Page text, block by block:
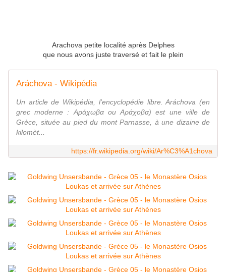
Arachova petite localité après Delphes
que nous avons juste traversé et fait le plein
Aráchova - Wikipédia
Un article de Wikipédia, l'encyclopédie libre. Aráchova (en
grec moderne : Αράχωβα ou Αράχοβα) est une ville de
Grèce, située au pied du mont Parnasse, à une dizaine de
kilomèt...
https://fr.wikipedia.org/wiki/Ar%C3%A1chova